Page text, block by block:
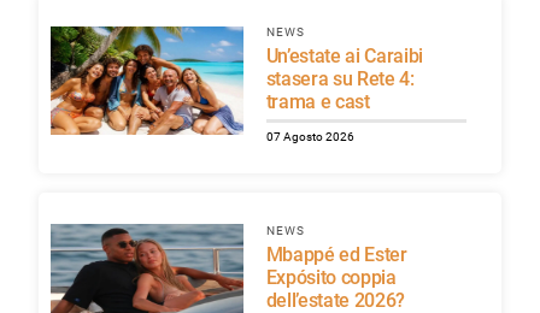
NEWS
Un’estate ai Caraibi
stasera su Rete 4:
trama e cast
07 Agosto 2026
NEWS
Mbappé ed Ester
Expósito coppia
dell’estate 2026?